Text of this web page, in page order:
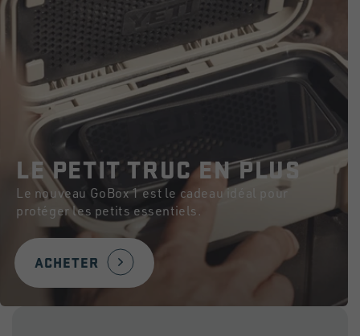
LE PETIT TRUC EN PLUS
Le nouveau GoBox 1 est le cadeau idéal pour
protéger les petits essentiels.
ACHETER